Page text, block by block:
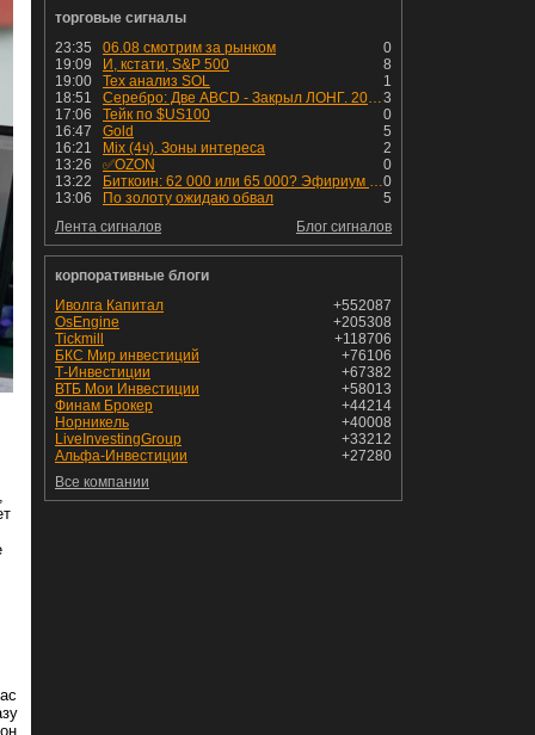
торговые сигналы
23:35
0
06.08 смотрим за рынком
19:09
8
И, кстати, S&P 500
19:00
1
Тех анализ SOL
18:51
3
Серебро: Две ABCD - Закрыл ЛОНГ. 200 JMA все ниже - уже 40+ дней достаточно вялая динамика. Любая позиция сейчас выглядит опасно.
17:06
0
Тейк по $US100
16:47
5
Gold
16:21
2
Mix (4ч). Зоны интереса
13:26
0
✅OZON
13:22
0
Биткоин: 62 000 или 65 000? Эфириум - к 1 950
13:06
5
По золоту ожидаю обвал
Блог сигналов
Лента сигналов
корпоративные блоги
+552087
Иволга Капитал
+205308
OsEngine
+118706
Tickmill
+76106
БКС Мир инвестиций
+67382
Т-Инвестиции
+58013
ВТБ Мои Инвестиции
+44214
Финам Брокер
+40008
Норникель
+33212
LiveInvestingGroup
+27280
Альфа-Инвестиции
Все компании